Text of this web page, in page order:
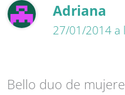
Adriana
27/01/2014 a
Bello duo de